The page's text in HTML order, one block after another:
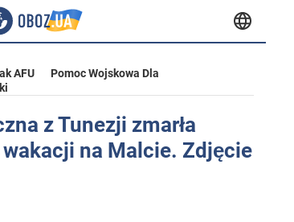
AFU
Pomoc Wojskowa Dla
z Tunezji zmarła
na Malcie. Zdjęcie